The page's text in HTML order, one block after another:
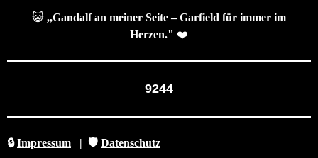
😺 ,,Gandalf an meiner Seite – Garfield für immer im
Herzen." ❤️
9244
🔒Impressum | 🛡️ Datenschutz